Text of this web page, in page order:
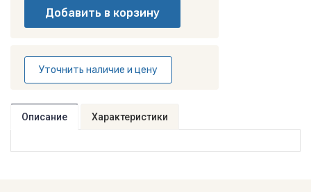
Уточнить наличие и цену
Описание Характеристики